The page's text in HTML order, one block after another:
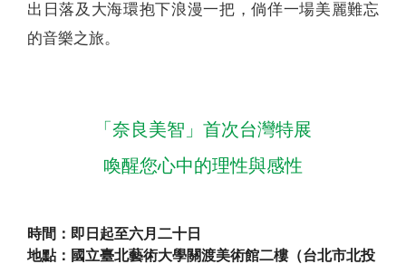
出日落及大海環抱下浪漫一把，倘佯一場美麗難忘
的音樂之旅。
「奈良美智」首次台灣特展
喚醒您心中的理性與感性
時間：即日起至六月二十日
地點：國立臺北藝術大學關渡美術館二樓（台北市北投